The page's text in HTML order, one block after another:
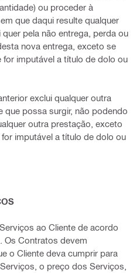
ou proceder à
que daqui resulte qualquer
pela não entrega, perda ou
nova entrega, exceto se
for imputável a título de dolo ou
exclui qualquer outra
que possa surgir, não podendo
outra prestação, exceto
imputável a título de dolo ou
ao Cliente de acordo
Os Contratos devem
o Cliente deva cumprir para
o preço dos Serviços,